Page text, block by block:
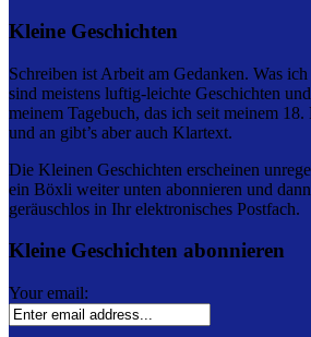
Kleine Geschichten
Schreiben ist Arbeit am Gedanken. Was
sind meistens luftig-leichte Geschichten
meinem Tagebuch, das ich seit meinem
und an gibt’s aber auch Klartext.
Die Kleinen Geschichten erscheinen
ein Böxli weiter unten abonnieren und
geräuschlos in Ihr elektronisches Postfach.
Kleine Geschichten abonnieren
Your email: